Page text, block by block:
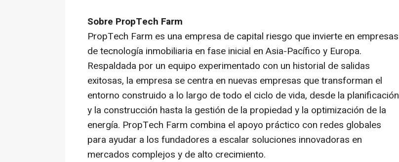
Sobre PropTech Farm
PropTech Farm es una empresa de capital riesgo que invierte en empresas
de tecnología inmobiliaria en fase inicial en Asia-Pacífico y Europa.
Respaldada por un equipo experimentado con un historial de salidas
exitosas, la empresa se centra en nuevas empresas que transforman el
entorno construido a lo largo de todo el ciclo de vida, desde la planificación
y la construcción hasta la gestión de la propiedad y la optimización de la
energía. PropTech Farm combina el apoyo práctico con redes globales
para ayudar a los fundadores a escalar soluciones innovadoras en
mercados complejos y de alto crecimiento.